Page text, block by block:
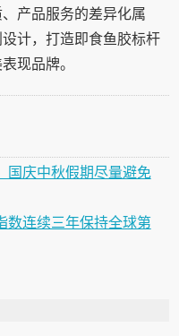
产品服务的差异化属
计，打造即食鱼胶标杆
现品牌。
国庆中秋假期尽量避免
数连续三年保持全球第